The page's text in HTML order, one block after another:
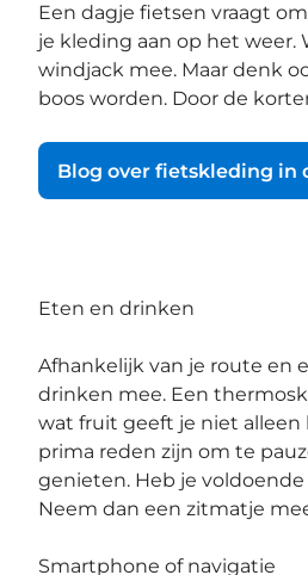
Een dagje fietsen vraagt
je kleding aan op het
windjack mee. Maar denk
boos worden. Door de
Blog over fietskleding in
Eten en drinken
Afhankelijk van je route en
drinken mee. Een
wat fruit geeft je niet
prima reden zijn om te
genieten. Heb je
Neem dan een zitmatje
Smartphone of navigatie